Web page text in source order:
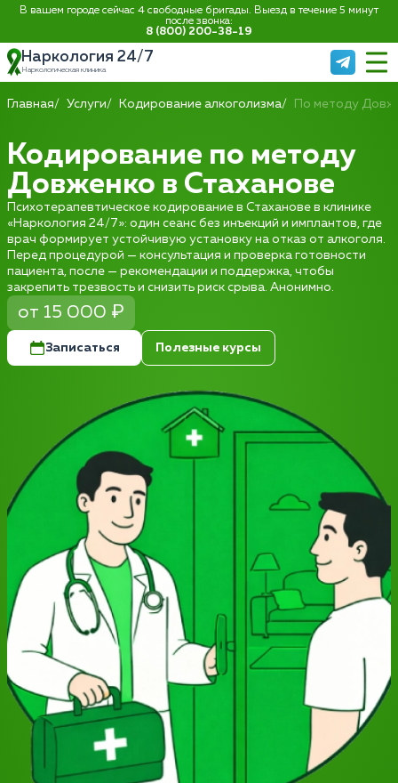
В вашем городе сейчас 4 свободные бригады. Выезд в течение 5 минут
после звонка:
8 (800) 200-38-19
Наркология 24/7
Наркологическая клиника
Главная Услуги Кодирование алкоголизма По методу
Кодирование по методу
Довженко в Стаханове
Психотерапевтическое кодирование в Стаханове в клинике
«Наркология 24/7»: один сеанс без инъекций и имплантов, где
врач формирует устойчивую установку на отказ от алкоголя.
Перед процедурой — консультация и проверка готовности
пациента, после — рекомендации и поддержка, чтобы
закрепить трезвость и снизить риск срыва. Анонимно.
от 15 000 ₽
Записаться Полезные курсы